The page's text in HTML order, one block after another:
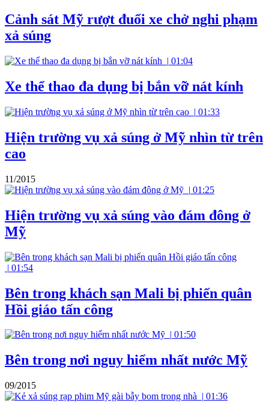
Cảnh sát Mỹ rượt đuổi xe chở nghi phạm
xả súng
| 01:04
Xe thể thao đa dụng bị bắn vỡ nát kính
| 01:33
Hiện trường vụ xả súng ở Mỹ nhìn từ trên
cao
11/2015
| 01:25
Hiện trường vụ xả súng vào đám đông ở
Mỹ
| 01:54
Bên trong khách sạn Mali bị phiến quân
Hồi giáo tấn công
| 01:50
Bên trong nơi nguy hiểm nhất nước Mỹ
09/2015
| 01:36